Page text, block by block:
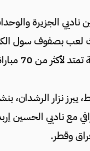
ناديي الجزيرة
لعب بصفوف سول
مباراة دولية مع «النشامى».
نزار الرشدان،
مع ناديي الحسين
وقطر.